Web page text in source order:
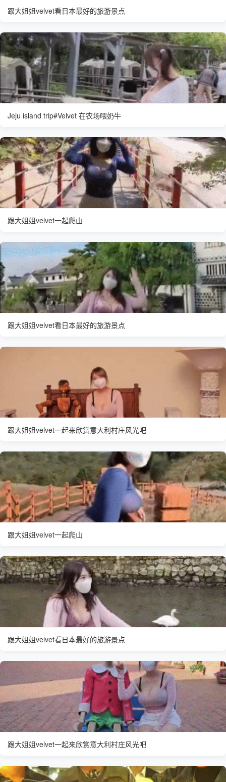
跟大姐姐velvet看日本最好的旅游景点
Jeju island trip#Velvet 在农场喂奶牛
跟大姐姐velvet一起爬山
跟大姐姐velvet看日本最好的旅游景点
跟大姐姐velvet一起来欣赏意大利村庄风光吧
跟大姐姐velvet一起爬山
跟大姐姐velvet看日本最好的旅游景点
跟大姐姐velvet一起来欣赏意大利村庄风光吧